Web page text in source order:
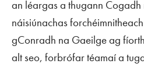
an léargas a thugann
náisiúnachas
gConradh na Gaeilge ag
alt seo, forbrófar téamaí a